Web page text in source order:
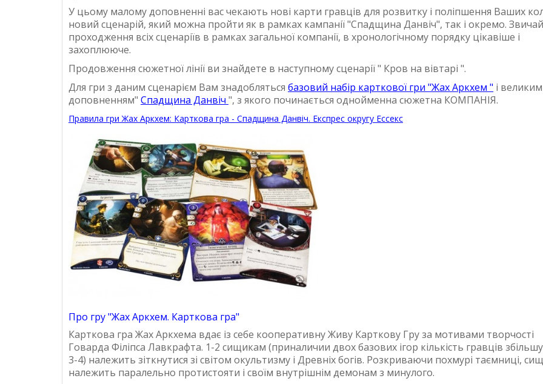
У цьому малому доповненні вас чекають нові карти гравців для розвитку і поліпшення Ваших
новий сценарій, який можна пройти як в рамках кампанії "Спадщина Данвіч", так і окремо.
проходження всіх сценаріїв в рамках загальної компанії, в хронологічному порядку цікавіше і
захоплююче.
Продовження сюжетної лінії ви знайдете в наступному сценарії " Кров на вівтарі ".
Для гри з даним сценарієм Вам знадобляться базовий набір карткової гри "Жах Аркхем " і великим
доповненням" Спадщина Данвіч ", з якого починається однойменна сюжетна КОМПАНІЯ.
Правила гри Жах Аркхем: Карткова гра - Спадщина Данвіч. Експрес округу Ессекс
Про гру "Жах Аркхем. Карткова гра"
Карткова гра Жах Аркхема вдає із себе кооперативну Живу Карткову Гру за мотивами творчості
Говарда Філіпса Лавкрафта. 1-2 сищикам (приналичии двох базових ігор кількість гравців
3-4) належить зіткнутися зі світом окультизму і Древніх богів. Розкриваючи похмурі таємниці,
належить паралельно протистояти і своїм внутрішнім демонам з минулого.